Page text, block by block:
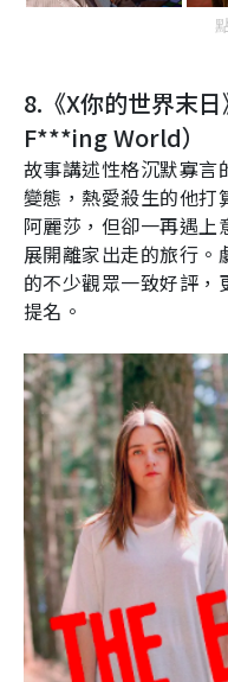
8. 《X你的世界末
F***ing World）
故事講述性格沉默寡言
變態，熱愛殺生的他打
阿麗莎，但卻一再遇
展開離家出走的旅行。
的不少觀眾一致好評，
提名。